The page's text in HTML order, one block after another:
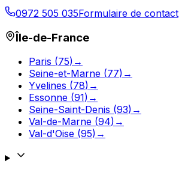
0972 505 035Formulaire de contact
Île-de-France
Paris (75) →
Seine-et-Marne (77) →
Yvelines (78) →
Essonne (91) →
Seine-Saint-Denis (93) →
Val-de-Marne (94) →
Val-d'Oise (95) →